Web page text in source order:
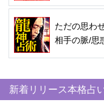
ただの思わ
相手の脈/思
新着リリース本格占